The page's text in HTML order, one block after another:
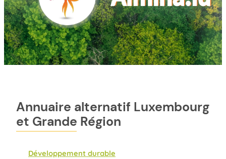
Annuaire alternatif Luxembourg
et Grande Région
Développement durable